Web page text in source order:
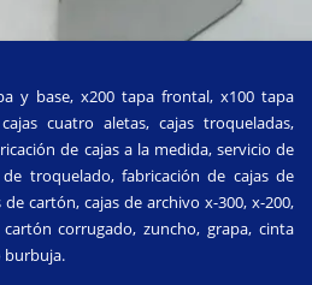
y base, x200 tapa frontal, x100 tapa
cuatro aletas, cajas troqueladas,
de cajas a la medida, servicio de
troquelado, fabricación de cajas de
cartón, cajas de archivo x-300, x-200,
corrugado, zuncho, grapa, cinta
burbuja.